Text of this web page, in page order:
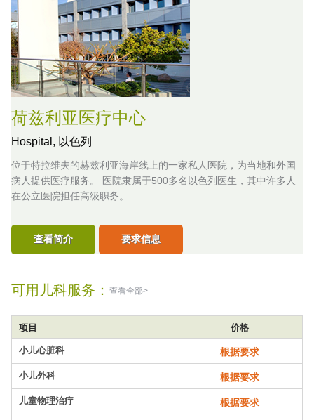
荷兹利亚医疗中心
Hospital, 以色列
位于特拉维夫的赫兹利亚海岸线上的一家私人医院，为当地和外国
病人提供医疗服务。 医院隶属于500多名以色列医生，其中许多人
在公立医院担任高级职务。
查看简介 要求信息
可用儿科服务： 查看全部>
项目 价格
小儿心脏科 根据要求
小儿外科 根据要求
儿童物理治疗 根据要求